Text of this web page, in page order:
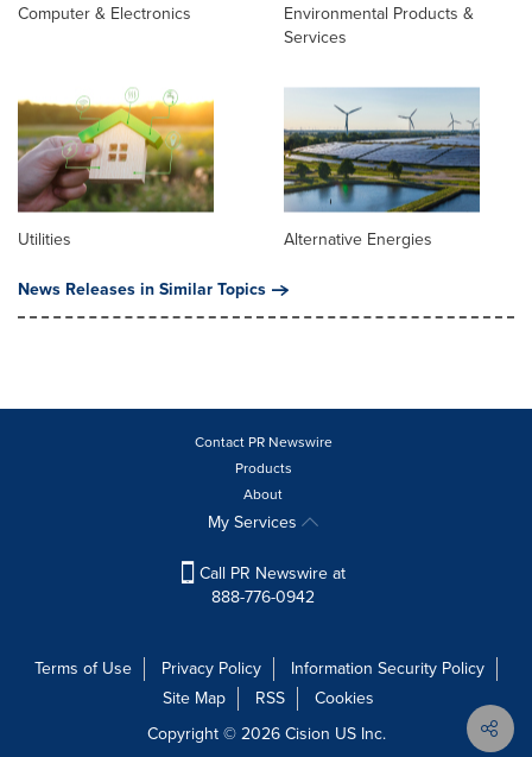
Computer & Electronics
Environmental Products &
Services
Utilities
Alternative Energies
News Releases in Similar Topics
Contact PR Newswire
Products
About
My Services
Call PR Newswire at
888-776-0942
Terms of Use Privacy Policy
Information Security Policy
Site Map
RSS
Cookies
Copyright © 2026Cision US Inc.